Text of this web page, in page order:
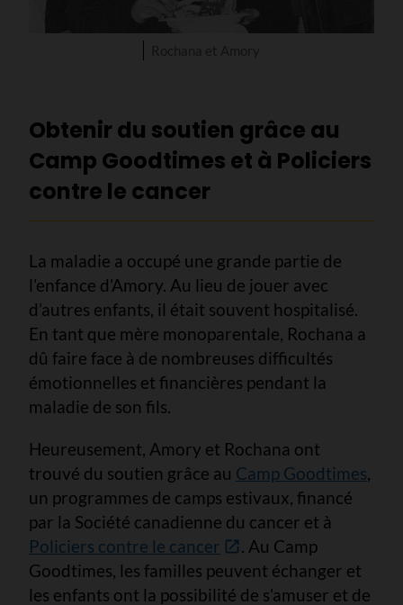
Obtenir du soutien grâce au
Camp Goodtimes et à Policiers
contre le cancer
La maladie a occupé une grande partie de
l’enfance d’Amory. Au lieu de jouer avec
d’autres enfants, il était souvent hospitalisé.
En tant que mère monoparentale, Rochana a
dû faire face à de nombreuses difficultés
émotionnelles et financières pendant la
maladie de son fils.
Heureusement, Amory et Rochana ont
trouvé du soutien grâce au Camp Goodtimes,
un programmes de camps estivaux, financé
par la Société canadienne du cancer et à
Policiers contre le cancer
. Au Camp
Goodtimes, les familles peuvent échanger et
les enfants ont la possibilité de s’amuser et de